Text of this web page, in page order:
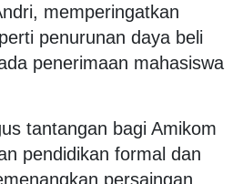
memperingatkan
penurunan daya beli
penerimaan mahasiswa
tantangan bagi Amikom
pendidikan formal dan
persaingan